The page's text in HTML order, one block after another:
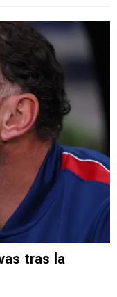
tras la